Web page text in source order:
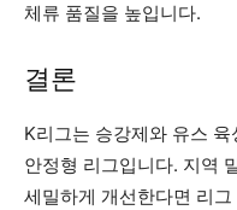
체류 품질을 높입니다.
결론
K리그는 승강제와 유스
안정형 리그입니다. 지역
세밀하게 개선한다면 리